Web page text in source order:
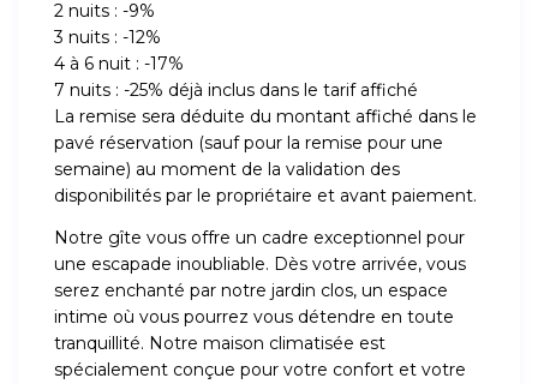
2 nuits : -9%
3 nuits : -12%
4 à 6 nuit : -17%
7 nuits : -25% déjà inclus dans le tarif affiché
La remise sera déduite du montant affiché dans le
pavé réservation (sauf pour la remise pour une
semaine) au moment de la validation des
disponibilités par le propriétaire et avant paiement.
Notre gîte vous offre un cadre exceptionnel pour
une escapade inoubliable. Dès votre arrivée, vous
serez enchanté par notre jardin clos, un espace
intime où vous pourrez vous détendre en toute
tranquillité. Notre maison climatisée est
spécialement conçue pour votre confort et votre